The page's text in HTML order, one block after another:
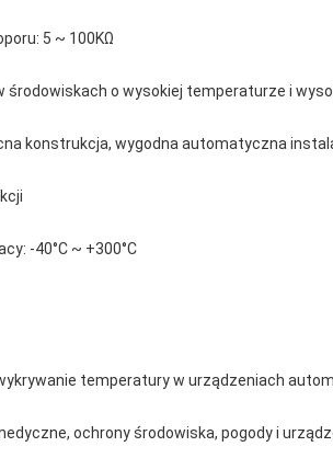
5 ~ 100KΩ
środowiskach o wysokiej temperaturze i
konstrukcja, wygodna automatyczna
-40°C ~ +300°C
temperatury w urządzeniach
ochrony środowiska, pogody i